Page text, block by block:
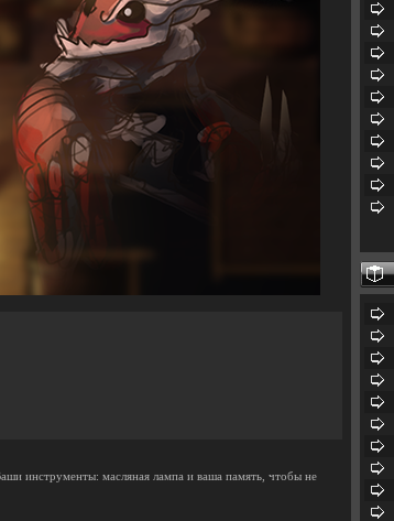
инструменты: масляная лампа и ваша память, чтобы не